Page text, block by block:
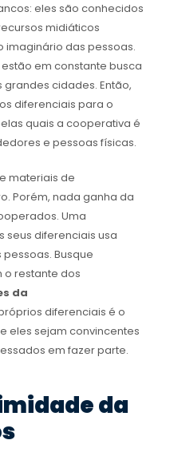
eles são conhecidos
midiáticos
imaginário das pessoas.
em constante busca
cidades. Então,
diferenciais para o
quais a cooperativa é
e pessoas físicas.
materiais de
Porém, nada ganha da
Uma
diferenciais usa
Busque
restante dos
da
diferenciais é o
eles sejam convincentes
em fazer parte.
da